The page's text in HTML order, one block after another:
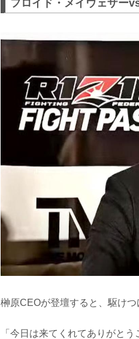
フロイド・メイウェザー
榊原CEOが登壇すると、駆け
「今日は来てくれてありがと